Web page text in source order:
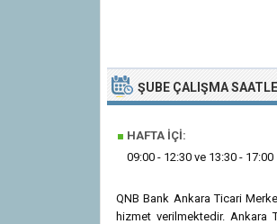
ŞUBE ÇALIŞMA
■ HAFTA İÇI:
09:00 - 12:30 ve 13:30 - 17:00
QNB Bank Ankara Ticari
hizmet verilmektedir. Ankara